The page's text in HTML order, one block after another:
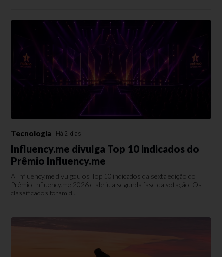
Tecnologia Há 2 dias
Influency.me divulga Top 10 indicados do
Prêmio Influency.me
A Influency.me divulgou os Top 10 indicados da sexta edição do
Prêmio Influency.me 2026 e abriu a segunda fase da votação. Os
classificados foram d...